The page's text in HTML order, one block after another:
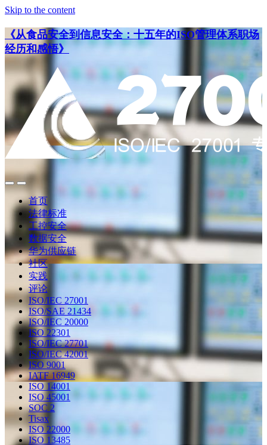
Skip to the content
《从食品安全到信息安全：十五年的ISO管理体系职场
经历和感悟》
点
搜
点
此
查
导
航
首页
法律标准
工控安全
数据安全
华为供应链
社区
实践
评论
ISO/IEC 27001
ISO/SAE 21434
ISO/IEC 20000
ISO 22301
ISO/IEC 27701
ISO/IEC 42001
ISO 9001
IATF 16949
ISO 14001
ISO 45001
SOC 2
Tisax
ISO 22000
ISO 13485